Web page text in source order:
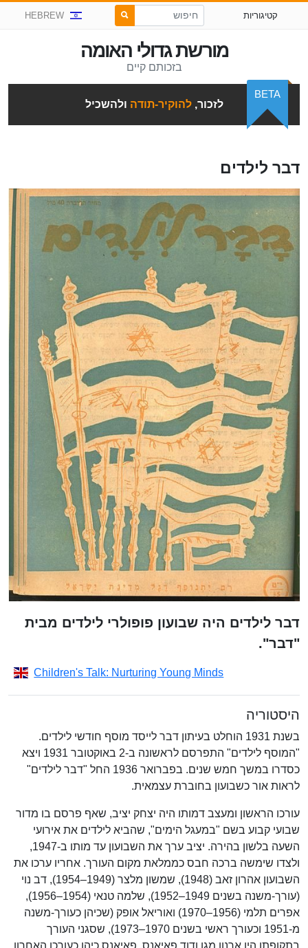
קטיגוריות HEBREW
מורשת גדולי האומה
בזכותם קיים
לזכור,להוקיר-תודה ולהשכיל
BETA
דבר לילדים
דבר לילדים היה שבועון פופולרי לילדים מבית
"דבר".
Children's Talk: Nurturing Young Minds
היסטוריה
בשנת 1931 הוחלט בעיתון דבר לייסד מוסף חודשי לילדים.
"המוסף לילדים" התפרסם לראשונה ב-2 באוקטובר 1931 ויצא
כסדרו במשך חמש שנים. בפברואר 1936 החל "דבר לילדים"
לראות אור כשבועון בחוברת עצמאית.
עורכו הראשון ומעצב דמותו היה יצחק יציב, שאף פרסם בו מדור
שבועי קבוע בשם "במעגל הימים", שהביא לילדים את אירועי
השעה בלשון בהירה. יציב ערך את השבועון עד מותו ב-1947,
ולצדו שימשה ברכה חבס כממלאת מקום העורך. אחריו ערכו את
השבועון אהרון זאב (1948), שמשון מלצר (1949–1954), דב נוי
(עורך-משנה בשנים 1949–1952), שלמה טנאי (1954–1956),
אפרים תלמי (1956–1970) ואוריאל אופק (שכיהן כעורך-משנה
מ-1951 וכעורך ראשי בשנים 1970–1973), שסגני העורך
בתקופתו היו ארנון מגן ודוד פאיאנס. פאיאנס כיהן כעורכו האחרון